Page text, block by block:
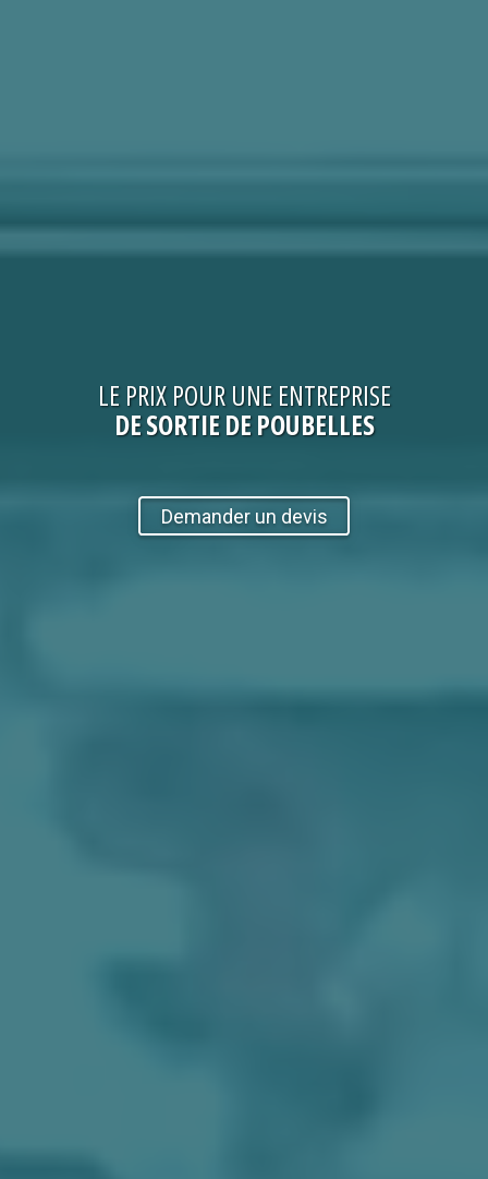
LE PRIXPOUR UNE ENTREPRISE
DE SORTIE DE POUBELLES
Demander un devis